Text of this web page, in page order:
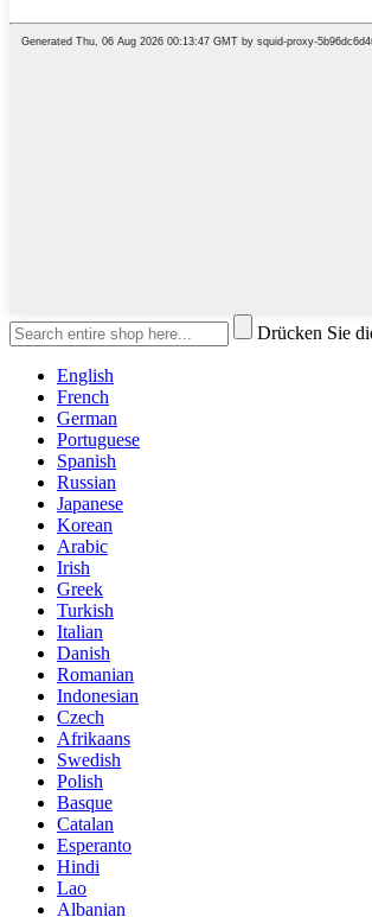
Drücken Sie
English
French
German
Portuguese
Spanish
Russian
Japanese
Korean
Arabic
Irish
Greek
Turkish
Italian
Danish
Romanian
Indonesian
Czech
Afrikaans
Swedish
Polish
Basque
Catalan
Esperanto
Hindi
Lao
Albanian